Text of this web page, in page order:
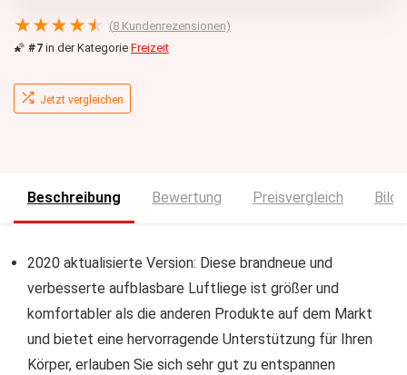
★★★★★ (8 Kundenrezensionen)
🌠 #7 in der Kategorie Freizeit
Jetzt vergleichen
Beschreibung Bewertung Preisvergleich
2020 aktualisierte Version: Diese brandneue und
verbesserte aufblasbare Luftliege ist größer und
komfortabler als die anderen Produkte auf dem Markt
und bietet eine hervorragende Unterstützung für Ihren
Körper, erlauben Sie sich sehr gut zu entspannen